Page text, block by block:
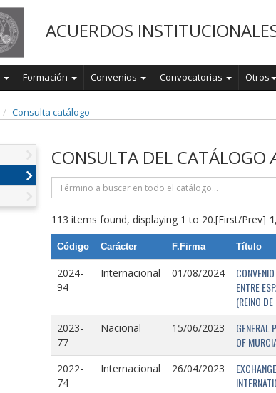
ACUERDOS
Formación Convenios Convocatorias Otros
Consulta catálogo
CONSULTA DEL CATÁLOGO
113 items found, displaying 1 to 20.[First/Prev] 1,
Código Carácter F.Firma Título
2024-
94
Internacional 01/08/2024
ENTRE
(REINO
2023-
77
Nacional 15/06/2023
GENERAL
OF
2022-
74
Internacional 26/04/2023